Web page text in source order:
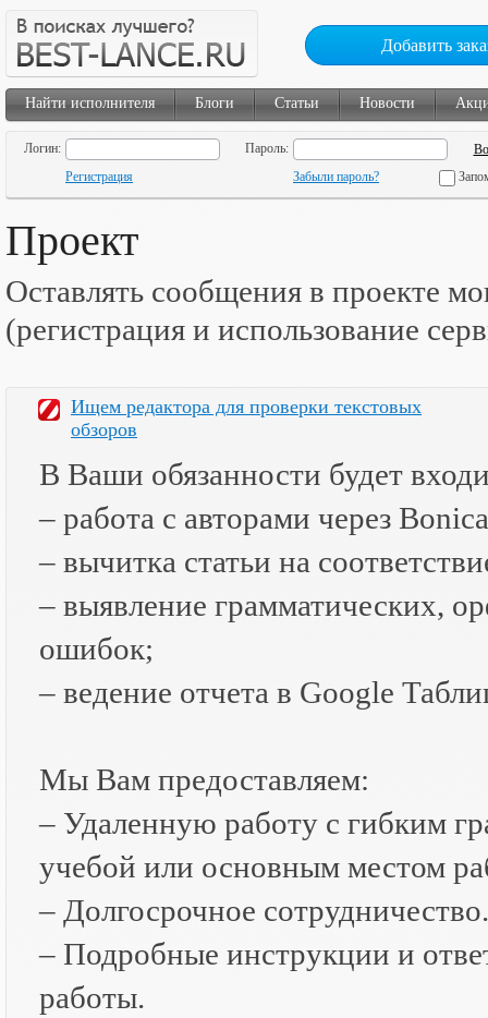
Добавить
Найти исполнителя Блоги Статьи Новости
Логин:
Пароль:
Регистрация
Забыли пароль?
Проект
Оставлять сообщения в проекте
(регистрация и использование
Ищем редактора для проверки текстовых
обзоров
В Ваши обязанности будет
– работа с авторами через
– вычитка статьи на
– выявление грамматических,
ошибок;
– ведение отчета в Google
Мы Вам предоставляем:
– Удаленную работу с гибким
учебой или основным местом
– Долгосрочное сотрудничество.
– Подробные инструкции и
работы.